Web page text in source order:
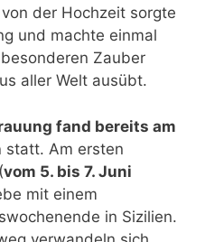
der Hochzeit sorgte
und machte einmal
Zauber
aller Welt ausübt.
fand bereits am
statt. Am ersten
vom 5. bis 7. Juni
mit einem
in Sizilien.